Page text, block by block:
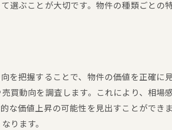
証人役場と司法書士の役割
前の最終確認作業
宅ローン手続きの流れ
き渡しまでのスケジュール管理
選ぶことが大切です。物件の種類ごと
を把握することで、物件の価値を正確に
買動向を調査します。これにより、相場
な価値上昇の可能性を見出すことができ
ります。